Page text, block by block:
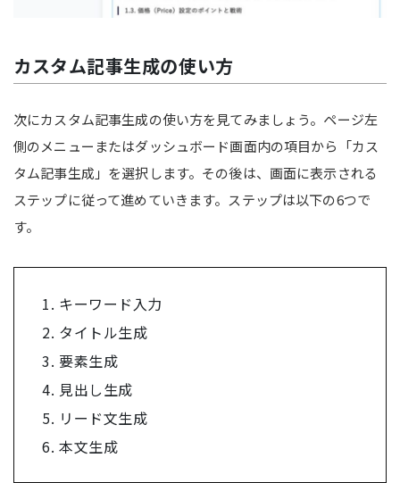
カスタム記事生成の使い方
次にカスタム記事生成の使い方を見てみましょう。ページ左
側のメニューまたはダッシュボード画面内の項目から「カス
タム記事生成」を選択します。その後は、画面に表示される
ステップに従って進めていきます。ステップは以下の6つで
す。
キーワード入力
タイトル生成
要素生成
見出し生成
リード文生成
本文生成